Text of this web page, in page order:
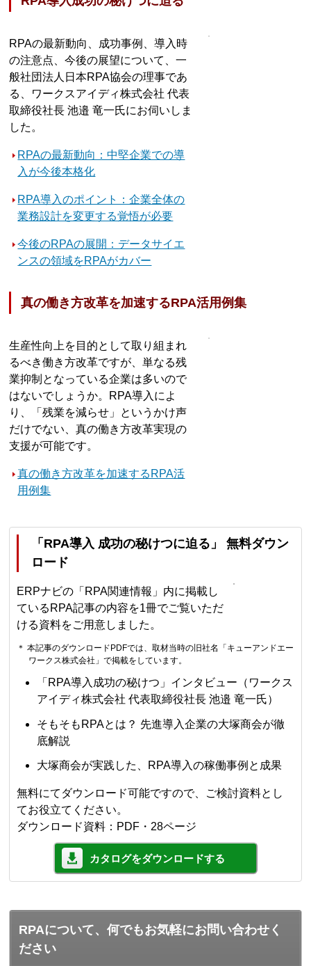
RPAの最新動向、成功事例、導入時
の注意点、今後の展望について、一
般社団法人日本RPA協会の理事であ
る、ワークスアイディ株式会社 代表
取締役社長 池邉 竜一氏にお伺いしま
した。
RPAの最新動向：中堅企業での導
入が今後本格化
RPA導入のポイント：企業全体の
業務設計を変更する覚悟が必要
今後のRPAの展開：データサイエ
ンスの領域をRPAがカバー
真の働き方改革を加速するRPA活用例集
生産性向上を目的として取り組まれ
るべき働き方改革ですが、単なる残
業抑制となっている企業は多いので
はないでしょうか。RPA導入によ
り、「残業を減らせ」というかけ声
だけでない、真の働き方改革実現の
支援が可能です。
真の働き方改革を加速するRPA活
用例集
「RPA導入 成功の秘けつに迫る」 無料ダウン
ロード
ERPナビの「RPA関連情報」内に掲載し
ているRPA記事の内容を1冊でご覧いただ
ける資料をご用意しました。
＊ 本記事のダウンロードPDFでは、取材当時の旧社名「キューアンドエー
ワークス株式会社」で掲載をしています。
「RPA導入成功の秘けつ」インタビュー（ワークス
アイディ株式会社 代表取締役社長 池邉 竜一氏）
そもそもRPAとは？ 先進導入企業の大塚商会が徹
底解説
大塚商会が実践した、RPA導入の稼働事例と成果
無料にてダウンロード可能ですので、ご検討資料とし
てお役立てください。
ダウンロード資料：PDF・28ページ
カタログをダウンロードする
RPAについて、何でもお気軽にお問い合わせく
ださい